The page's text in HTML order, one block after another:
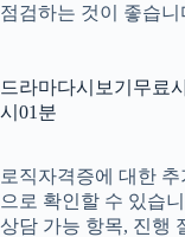
점검하는 것이 좋습니
드라마다시보기무료
시01분
로직자격증에 대한
으로 확인할 수 있습
상담 가능 항목, 진행